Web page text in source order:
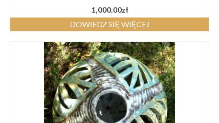
1,000.00zł
DOWIEDZ SIĘ WIĘCEJ